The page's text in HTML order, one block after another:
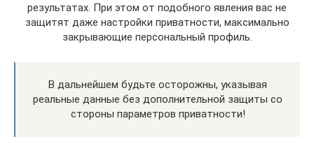
результатах. При этом от подобного явления вас не
защитят даже настройки приватности, максимально
закрывающие персональный профиль.
В дальнейшем будьте осторожны, указывая
реальные данные без дополнительной защиты со
стороны параметров приватности!